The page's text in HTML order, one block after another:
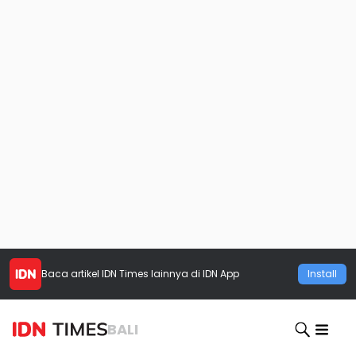
Baca artikel IDN Times lainnya di IDN App Install
BALI